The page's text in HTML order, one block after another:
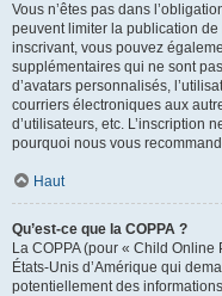
Vous n’êtes pas dans
peuvent limiter la publication
inscrivant, vous pouvez
supplémentaires qui ne sont
d’avatars personnalisés,
courriers électroniques aux
d’utilisateurs, etc. L’inscription
pourquoi nous vous
Haut
Qu’est-ce que la COPPA ?
La COPPA (pour « Child
États-Unis d’Amérique qui
potentiellement des